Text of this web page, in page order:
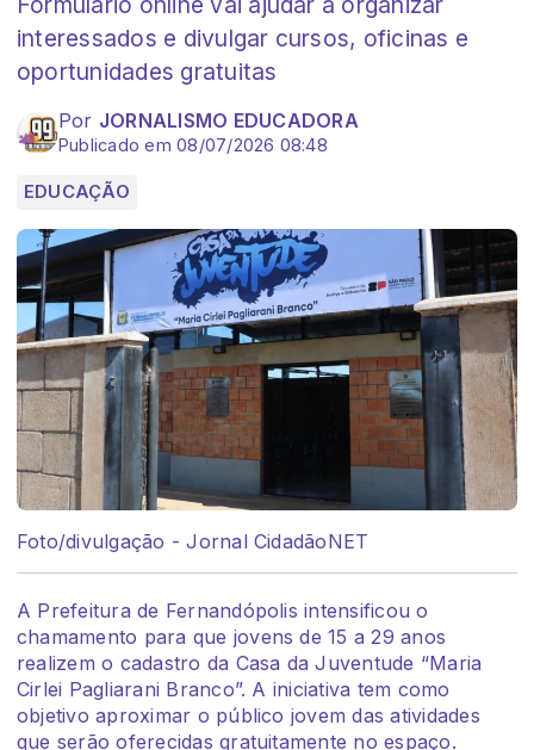
interessados e divulgar cursos, oficinas e
oportunidades gratuitas
Por JORNALISMO EDUCADORA
Publicado em 08/07/2026 08:48
EDUCAÇÃO
Foto/divulgação - Jornal CidadãoNET
A Prefeitura de Fernandópolis intensificou o
chamamento para que jovens de 15 a 29 anos
realizem o cadastro da Casa da Juventude “Maria
Cirlei Pagliarani Branco”. A iniciativa tem como
objetivo aproximar o público jovem das atividades
que serão oferecidas gratuitamente no espaço.